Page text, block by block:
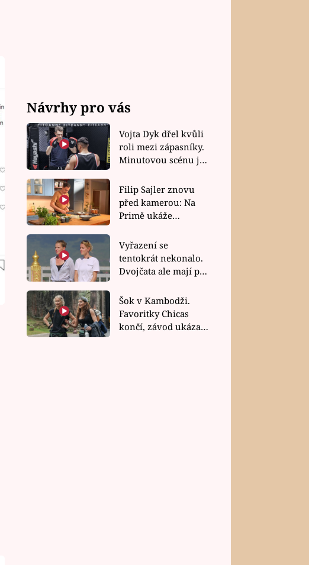
Návrhy pro vás
Vojta Dyk dřel kvůli
roli mezi zápasníky.
Minutovou scénu jel
Filip Sajler znovu
před kamerou: Na
Primě ukáže
rychlé recepty
Vyřazení se
tentokrát nekonalo.
Dvojčata ale mají po
závodu nůž na krku
Šok v Kambodži.
Favoritky Chicas
končí, závod ukázal